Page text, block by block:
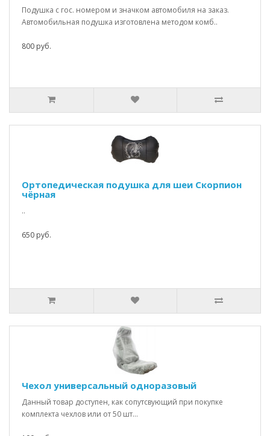
Подушка с гос. номером и значком автомобиля на заказ.
Автомобильная подушка изготовлена методом комб..
800 руб.
Ортопедическая подушка для шеи Скорпион
чёрная
..
650 руб.
Чехол универсальный одноразовый
Данный товар доступен, как сопутсвующий при покупке
комплекта чехлов или от 50 шт...